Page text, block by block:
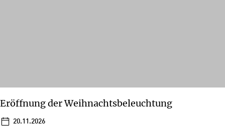
Eröffnung der Weihnachtsbeleuchtung
20.11.2026